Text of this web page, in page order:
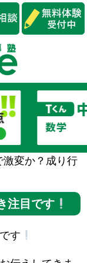
激変か？成り行
注目です
す